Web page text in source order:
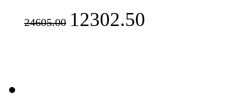
24605.00 12302.50